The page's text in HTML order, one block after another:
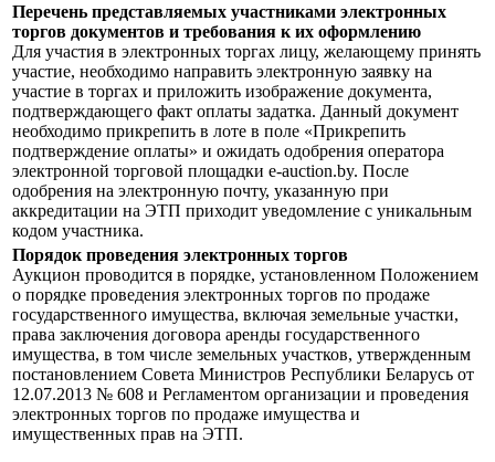
Перечень представляемых участниками электронных
торгов документов и требования к их оформлению
Для участия в электронных торгах лицу, желающему принять
участие, необходимо направить электронную заявку на
участие в торгах и приложить изображение документа,
подтверждающего факт оплаты задатка. Данный документ
необходимо прикрепить в лоте в поле «Прикрепить
подтверждение оплаты» и ожидать одобрения оператора
электронной торговой площадки e-auction.by. После
одобрения на электронную почту, указанную при
аккредитации на ЭТП приходит уведомление с уникальным
кодом участника.
Порядок проведения электронных торгов
Аукцион проводится в порядке, установленном Положением
о порядке проведения электронных торгов по продаже
государственного имущества, включая земельные участки,
права заключения договора аренды государственного
имущества, в том числе земельных участков, утвержденным
постановлением Совета Министров Республики Беларусь от
12.07.2013 № 608 и Регламентом организации и проведения
электронных торгов по продаже имущества и
имущественных прав на ЭТП.